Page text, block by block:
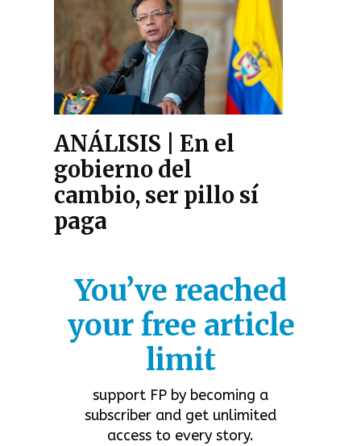
ANÁLISIS | En el
gobierno del
cambio, ser pillo sí
paga
You’ve reached
your free article
limit
support FP by becoming a
subscriber and get unlimited
access to every story.